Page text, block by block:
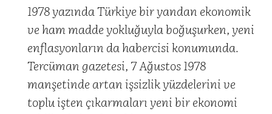
1978 yazında Türkiye bir yandan ekonomik
ve ham madde yokluğuyla boğuşurken, yeni
enflasyonların da habercisi konumunda.
Tercüman gazetesi, 7 Ağustos 1978
manşetinde artan işsizlik yüzdelerini ve
toplu işten çıkarmaları yeni bir ekonomi